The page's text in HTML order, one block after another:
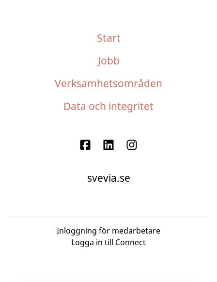
Start
Jobb
Verksamhetsområden
Data och integritet
svevia.se
Inloggning för medarbetare
Logga in till Connect